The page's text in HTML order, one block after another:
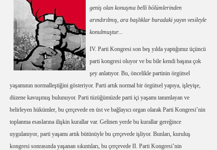
geniş olan konuşma belli bölümlerinden
arındırılmış, ara başlıklar buradaki yayın vesileyle
konulmuştur...
IV. Parti Kongresi son beş yılda yaptığımız üçüncü
parti kongresi oluyor ve bu bile kendi başına çok
şey anlatıyor. Bu, öncelikle partinin örgütsel
yaşamının normalleştiğini gösteriyor. Parti artık normal bir örgütsel yapıya, işleyişe,
düzene kavuşmuş bulunuyor. Parti tüzüğümüzde parti içi yaşamı tanımlayan ve
belirleyen hükümler, bu çerçevede en üst ve bağlayıcı organ olarak Parti Kongresi’nin
toplanma esaslarına ilişkin kurallar var. Gelinen yerde bu kurallar gereğince
uygulanıyor, parti yaşamı artık bütünüyle bu çerçevede işliyor. Bunları, kuruluş
kongresi sonrasında yaşanan sıkıntıları, bu çerçevede II. Parti Kongresi’nin